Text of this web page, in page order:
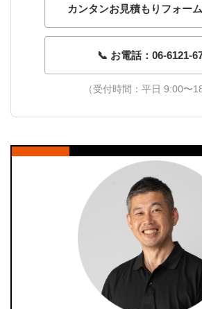
カンタンお見積もりフォー
📞 お電話：06-6121-
（受付時間：平日 9:00〜